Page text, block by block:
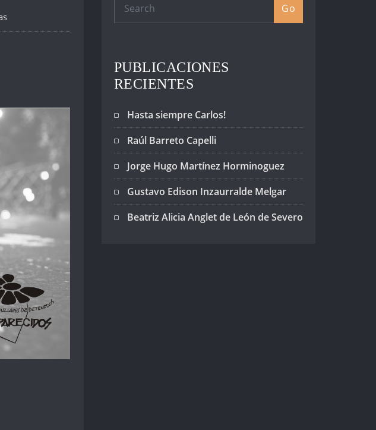
Go
PUBLICACIONES
RECIENTES
Hasta siempre Carlos!
Raúl Barreto Capelli
Jorge Hugo Martínez Horminoguez
Gustavo Edison Inzaurralde Melgar
Beatriz Alicia Anglet de León de Severo